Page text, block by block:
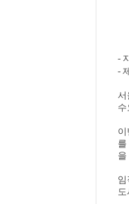
-
-
서
을
임